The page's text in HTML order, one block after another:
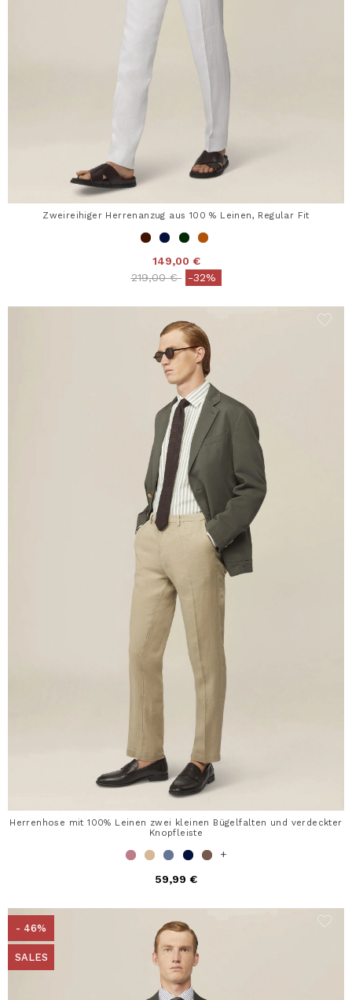
Zweireihiger Herrenanzug aus 100 % Leinen, Regular Fit
149,00 €
Price reduced from
219,00 €to-32%
Herrenhose mit 100% Leinen zwei kleinen Bügelfalten und verdeckter
Knopfleiste
+
59,99 €
- 46%
SALES